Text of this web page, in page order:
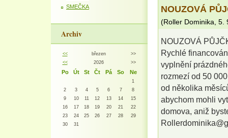
SMEČKA
Archiv
<< březen
>>
<<
2026 >>
Po Út St Čt Pá So Ne
1
2
3 4 5 6 7
8
9
10 11 12 13 14
15
16
17 18 19 20 21
22
23
24 25 26 27 28
29
30
31
NOUZOVÁ
(Roller Dominika 5.
NOUZOVÁ
Rychlé
vyplnění
rozmezí od 50
od několika
abychom mohli
domova, aniž